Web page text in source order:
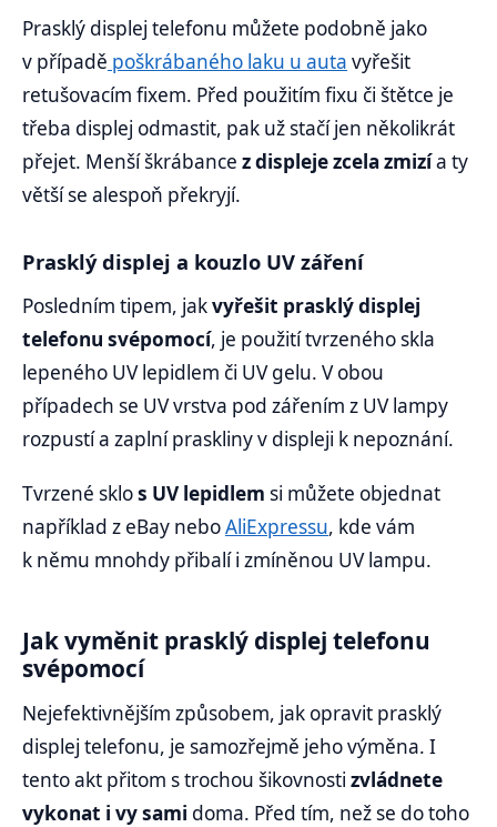
Prasklý displej telefonu můžete podobně jako
v případě poškrábaného laku u auta vyřešit
retušovacím fixem. Před použitím fixu či štětce je
třeba displej odmastit, pak už stačí jen několikrát
přejet. Menší škrábance z displeje zcela zmizía ty
větší se alespoň překryjí.
Prasklý displej a kouzlo UV záření
Posledním tipem, jakvyřešit prasklý displej
telefonu svépomocí, je použití tvrzeného skla
lepeného UV lepidlem či UV gelu. V obou
případech se UV vrstva pod zářením z UV lampy
rozpustí a zaplní praskliny v displeji k nepoznání.
Tvrzené sklos UV lepidlem si můžete objednat
například z eBay neboAliExpressu, kde vám
k němu mnohdy přibalí i zmíněnou UV lampu.
Jak vyměnit prasklý displej telefonu
svépomocí
Nejefektivnějším způsobem, jak opravit prasklý
displej telefonu, je samozřejmě jeho výměna. I
tento akt přitom s trochou šikovnosti zvládnete
vykonat i vy sami doma. Před tím, než se do toho